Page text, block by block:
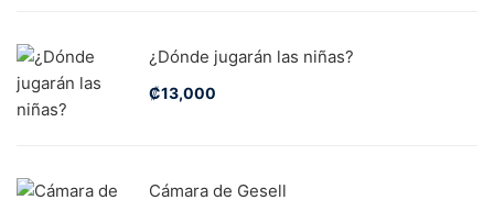
¿Dónde jugarán las niñas?
₡13,000
Cámara de Gesell